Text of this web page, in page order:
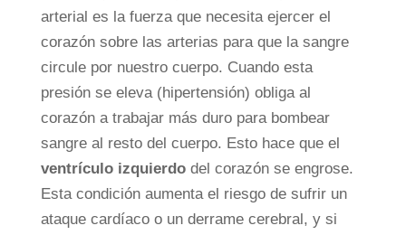
arterial es la fuerza que necesita ejercer el
corazón sobre las arterias para que la sangre
circule por nuestro cuerpo. Cuando esta
presión se eleva (hipertensión) obliga al
corazón a trabajar más duro para bombear
sangre al resto del cuerpo. Esto hace que el
ventrículo izquierdodel corazón se engrose.
Esta condición aumenta el riesgo de sufrir un
ataque cardíaco o un derrame cerebral, y si